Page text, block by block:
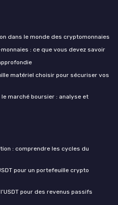
dans le monde des cryptomonnaies
: ce que vous devez savoir
matériel choisir pour sécuriser vos
marché boursier : analyse et
: comprendre les cycles du
pour un portefeuille crypto
pour des revenus passifs